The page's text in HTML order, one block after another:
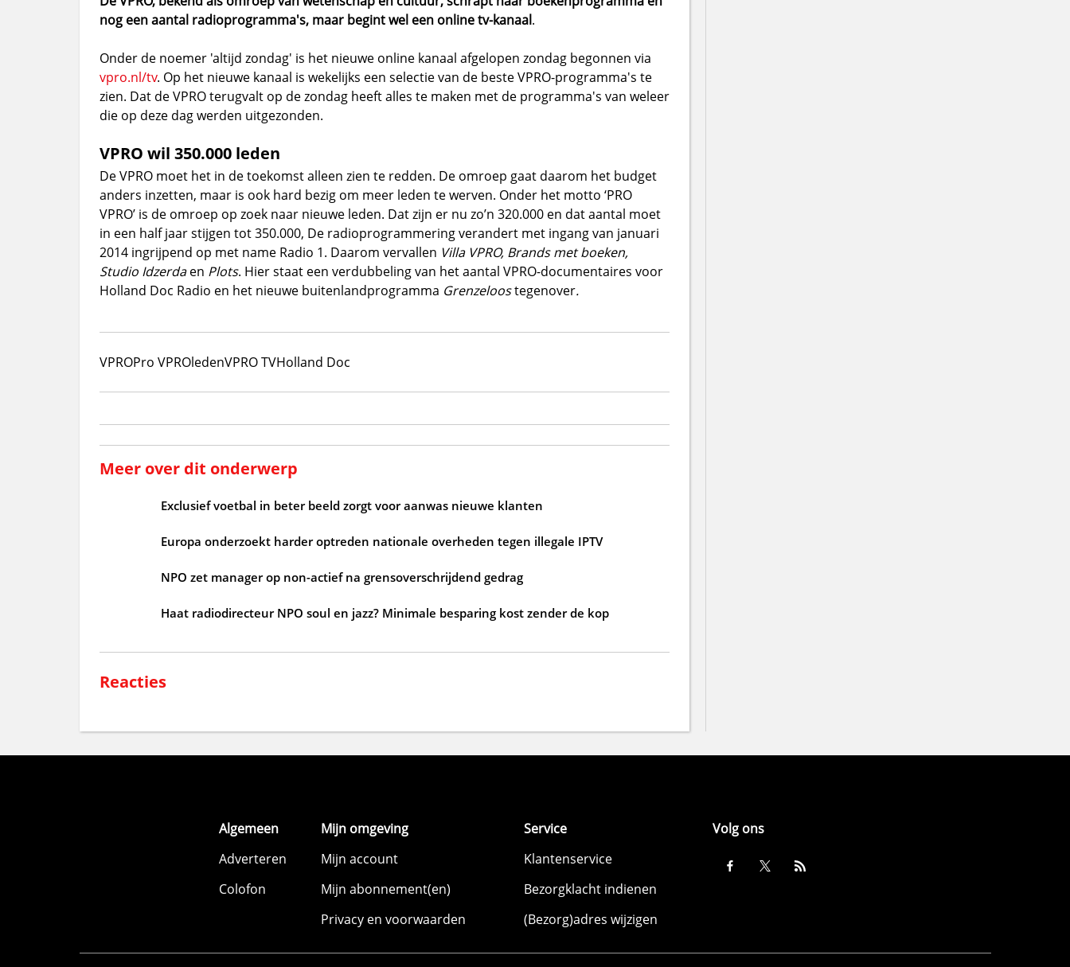
nog een aantal radioprogramma's, maar begint wel een online tv-kanaal.
Onder de noemer 'altijd zondag' is het nieuwe online kanaal afgelopen zondag begonnen via
vpro.nl/tv. Op het nieuwe kanaal is wekelijks een selectie van de beste VPRO-programma's te
zien. Dat de VPRO terugvalt op de zondag heeft alles te maken met de programma's van weleer
die op deze dag werden uitgezonden.
VPRO wil 350.000 leden
De VPRO moet het in de toekomst alleen zien te redden. De omroep gaat daarom het budget
anders inzetten, maar is ook hard bezig om meer leden te werven. Onder het motto ‘PRO
VPRO’ is de omroep op zoek naar nieuwe leden. Dat zijn er nu zo’n 320.000 en dat aantal moet
in een half jaar stijgen tot 350.000, De radioprogrammering verandert met ingang van januari
2014 ingrijpend op met name Radio 1. Daarom vervallen Villa VPRO, Brands met boeken,
Studio Idzerdaen Plots. Hier staat een verdubbeling van het aantal VPRO-documentaires voor
Holland Doc Radio en het nieuwe buitenlandprogramma Grenzeloostegenover.
VPROPro VPROledenVPRO TVHolland Doc
Meer over dit onderwerp
Exclusief voetbal in beter beeld zorgt voor aanwas nieuwe klanten
Europa onderzoekt harder optreden nationale overheden tegen illegale IPTV
NPO zet manager op non-actief na grensoverschrijdend gedrag
Haat radiodirecteur NPO soul en jazz? Minimale besparing kost zender de kop
Reacties
Algemeen
Adverteren
Colofon
Mijn omgeving
Mijn account
Mijn abonnement(en)
Privacy en voorwaarden
Service
Klantenservice
Bezorgklacht indienen
(Bezorg)adres wijzigen
Volg ons